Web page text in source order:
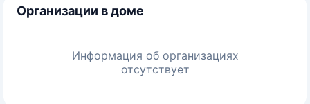
Организации в доме
Информация об организациях
отсутствует